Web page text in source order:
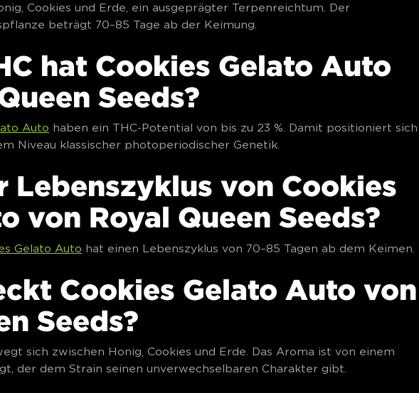
Cookies und Erde, ein ausgeprägter Terpenreichtum. Der
beträgt 70–85 Tage ab der Keimung.
hat Cookies Gelato Auto
Seeds?
Auto haben ein THC-Potential von bis zu 23 %. Damit positioniert sich
Niveau klassischer photoperiodischer Genetik.
Lebenszyklus von Cookies
von Royal Queen Seeds?
Gelato Auto hat einen Lebenszyklus von 70–85 Tagen ab dem Keimen.
Cookies Gelato Auto von
Seeds?
sich zwischen Honig, Cookies und Erde. Das Aroma ist von einem
der dem Strain seinen unverwechselbaren Charakter gibt.